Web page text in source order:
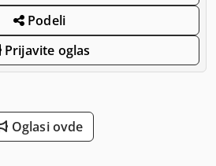
Podeli
Prijavite oglas
Oglasi ovde